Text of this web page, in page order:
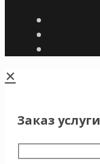
✕
Заказ услуги